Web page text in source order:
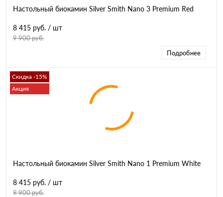
Настольный биокамин Silver Smith Nano 3 Premium Red
8 415 руб. / шт
9 900 руб.
Подробнее
Скидка -15%
Акция
Настольный биокамин Silver Smith Nano 1 Premium White
8 415 руб. / шт
9 900 руб.